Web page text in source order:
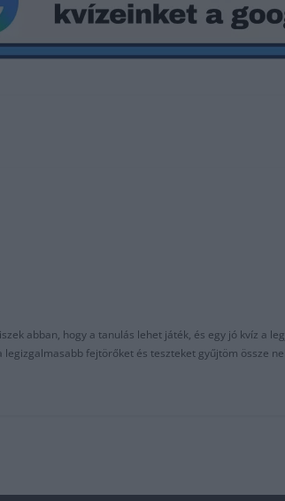
abban, hogy a tanulás lehet játék, és egy jó kvíz
fejtörőket és teszteket gyűjtöm össze